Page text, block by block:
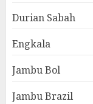
Durian Sabah
Engkala
Jambu Bol
Jambu Brazil